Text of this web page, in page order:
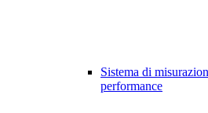
Sistema di
performance